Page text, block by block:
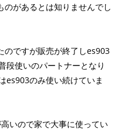
があるとは知りませんでし
のですが販売が終了しes903
段使いのパートナーとなり
es903のみ使い続けていま
いので家で大事に使ってい